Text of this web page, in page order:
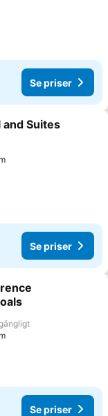
Se priser
Favoriter
Suites
Se priser
Favoriter
Se priser